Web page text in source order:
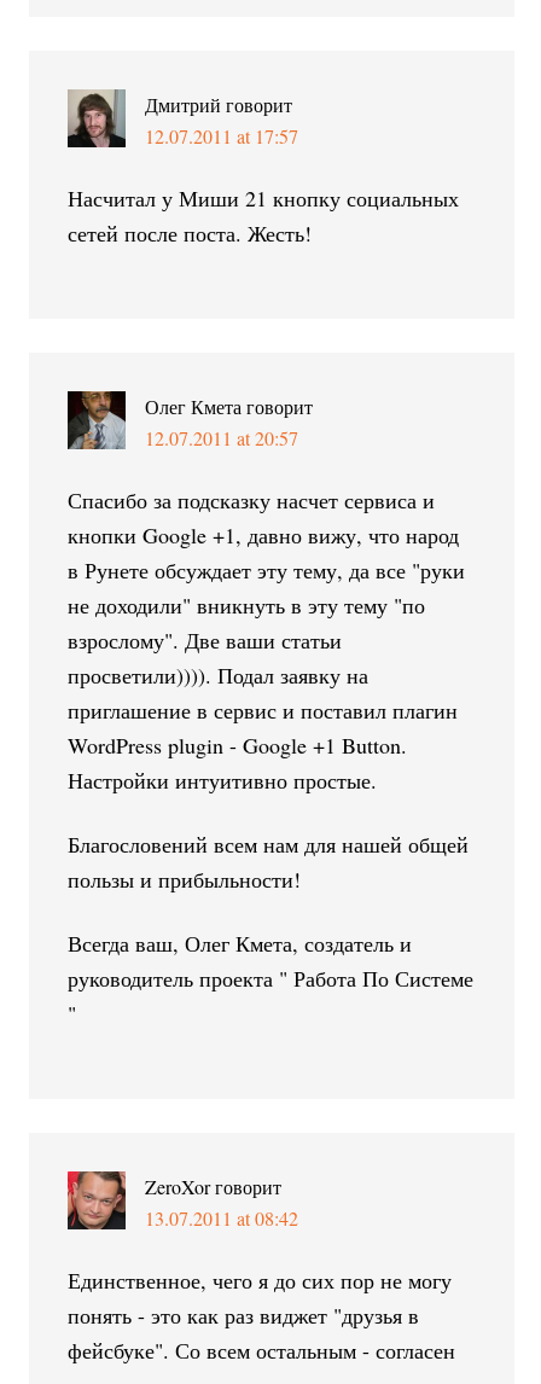
Дмитрий говорит
12.07.2011 at 17:57
Насчитал у Миши 21 кнопку социальных
сетей после поста. Жесть!
Олег Кмета говорит
12.07.2011 at 20:57
Спасибо за подсказку насчет сервиса и
кнопки Google +1, давно вижу, что народ
в Рунете обсуждает эту тему, да все "руки
не доходили" вникнуть в эту тему "по
взрослому". Две ваши статьи
просветили)))). Подал заявку на
приглашение в сервис и поставил плагин
WordPress plugin - Google +1 Button.
Настройки интуитивно простые.
Благословений всем нам для нашей общей
пользы и прибыльности!
Всегда ваш, Олег Кмета, создатель и
руководитель проекта " Работа По Системе
"
ZeroXorговорит
13.07.2011 at 08:42
Единственное, чего я до сих пор не могу
понять - это как раз виджет "друзья в
фейсбуке". Со всем остальным - согласен